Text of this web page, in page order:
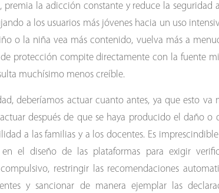
premia la adicción constante y reduce la seguridad
a los usuarios más jóvenes hacia un uso
o la niña vea más contenido, vuelva más a
protección compite directamente con la fuente
muchísimo menos creíble.
deberíamos actuar cuanto antes, ya que esto va
después de que se haya producido el daño o
a las familias y a los docentes. Es
el diseño de las plataformas para exigir
restringir las recomendaciones
y sancionar de manera ejemplar las